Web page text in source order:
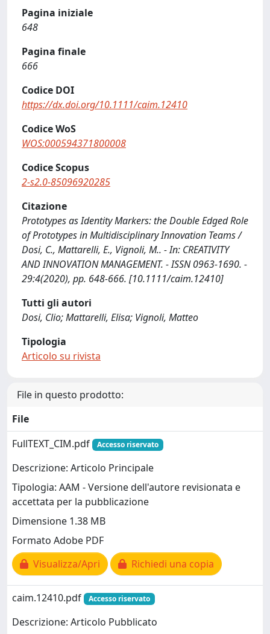
Pagina iniziale
648
Pagina finale
666
Codice DOI
https://dx.doi.org/10.1111/caim.12410
Codice WoS
WOS:000594371800008
Codice Scopus
2-s2.0-85096920285
Citazione
Prototypes as Identity Markers: the Double Edged Role
of Prototypes in Multidisciplinary Innovation Teams /
Dosi, C., Mattarelli, E., Vignoli, M.. - In: CREATIVITY
AND INNOVATION MANAGEMENT. - ISSN 0963-1690. -
29:4(2020), pp. 648-666. [10.1111/caim.12410]
Tutti gli autori
Dosi, Clio; Mattarelli, Elisa; Vignoli, Matteo
Tipologia
Articolo su rivista
File in questo prodotto:
File
FullTEXT_CIM.pdf
Accesso riservato
Descrizione: Articolo Principale
Tipologia: AAM - Versione dell'autore revisionata e
accettata per la pubblicazione
Dimensione 1.38 MB
Formato Adobe PDF
Visualizza/Apri
Richiedi una copia
caim.12410.pdf Accesso riservato
Descrizione: Articolo Pubblicato